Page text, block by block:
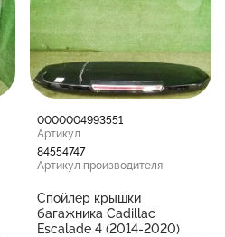
0000004993551
Артикул
84554747
Артикул производителя
Спойлер крышки
багажника Cadillac
Escalade 4 (2014-2020)